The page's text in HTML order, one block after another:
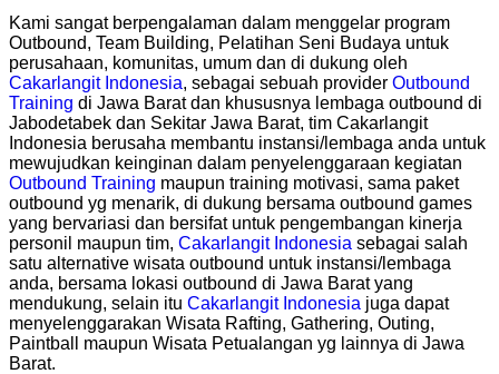
Kami sangat berpengalaman dalam menggelar program
Outbound, Team Building, Pelatihan Seni Budaya untuk
perusahaan, komunitas, umum dan di dukung oleh
Cakarlangit Indonesia, sebagai sebuah provider Outbound
Training di Jawa Barat dan khususnya lembaga outbound di
Jabodetabek dan Sekitar Jawa Barat, tim Cakarlangit
Indonesia berusaha membantu instansi/lembaga anda untuk
mewujudkan keinginan dalam penyelenggaraan kegiatan
Outbound Training maupun training motivasi, sama paket
outbound yg menarik, di dukung bersama outbound games
yang bervariasi dan bersifat untuk pengembangan kinerja
personil maupun tim, Cakarlangit Indonesia sebagai salah
satu alternative wisata outbound untuk instansi/lembaga
anda, bersama lokasi outbound di Jawa Barat yang
mendukung, selain itu Cakarlangit Indonesia juga dapat
menyelenggarakan Wisata Rafting, Gathering, Outing,
Paintball maupun Wisata Petualangan yg lainnya di Jawa
Barat.